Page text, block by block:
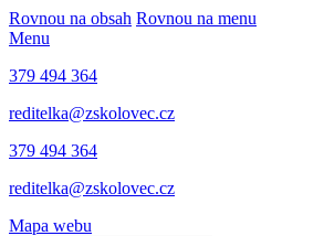
Rovnou na obsah Rovnou na menu
Menu
379 494 364
reditelka@zskolovec.cz
379 494 364
reditelka@zskolovec.cz
Mapa webu